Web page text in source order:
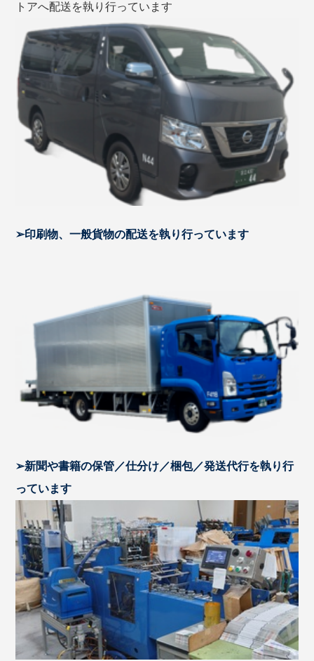
トアへ配送を執り行っています
➢印刷物、一般貨物の配送を執り行っています
➢新聞や書籍の保管／仕分け／梱包／発送代行を執り行
っています